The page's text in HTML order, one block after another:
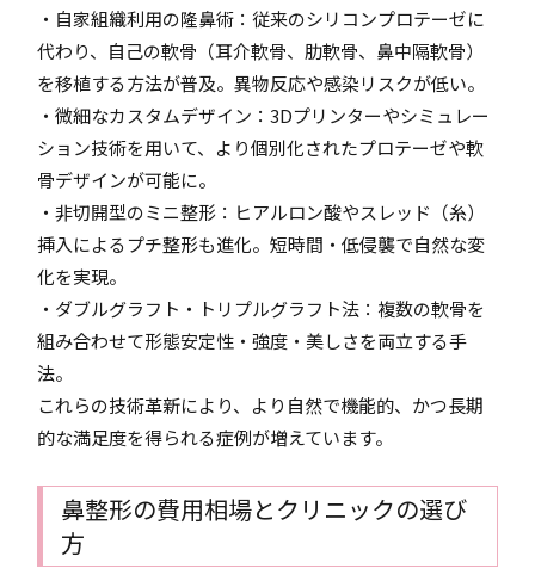
・自家組織利用の隆鼻術：従来のシリコンプロテーゼに
代わり、自己の軟骨（耳介軟骨、肋軟骨、鼻中隔軟骨）
を移植する方法が普及。異物反応や感染リスクが低い。
・微細なカスタムデザイン：3Dプリンターやシミュレー
ション技術を用いて、より個別化されたプロテーゼや軟
骨デザインが可能に。
・非切開型のミニ整形：ヒアルロン酸やスレッド（糸）
挿入によるプチ整形も進化。短時間・低侵襲で自然な変
化を実現。
・ダブルグラフト・トリプルグラフト法：複数の軟骨を
組み合わせて形態安定性・強度・美しさを両立する手
法。
これらの技術革新により、より自然で機能的、かつ長期
的な満足度を得られる症例が増えています。
鼻整形の費用相場とクリニックの選び
方